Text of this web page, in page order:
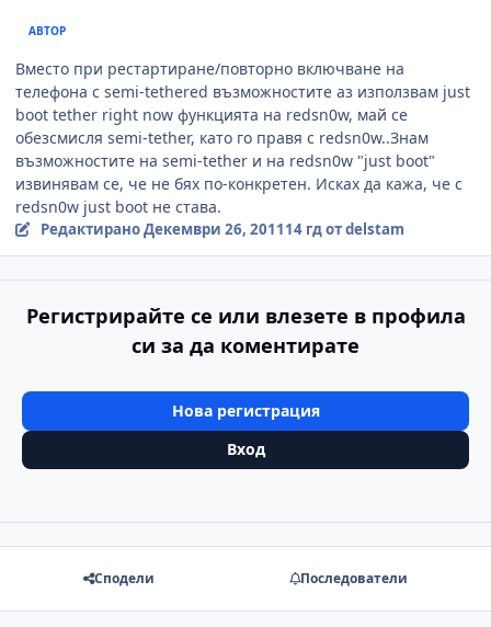
АВТОР
Вместо при рестартиране/повторно включване на
телефона с semi-tethered възможностите аз използвам just
boot tether right now функцията на redsn0w, май се
обезсмисля semi-tether, като го правя с redsn0w..Знам
възможностите на semi-tether и на redsn0w "just boot"
извинявам се, че не бях по-конкретен. Исках да кажа, че с
redsn0w just boot не става.
РедактираноДекември 26, 201114 гдот delstam
Регистрирайте се или влезете в профила
си за да коментирате
Нова регистрация
Вход
Сподели Последователи